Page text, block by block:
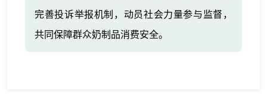
完善投诉举报机制，动员社会力量参与监督，
共同保障群众奶制品消费安全。